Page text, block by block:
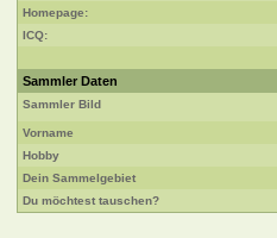
Homepage:
ICQ:
Sammler Daten
Sammler Bild
Vorname
Hobby
Dein Sammelgebiet
Du möchtest tauschen?